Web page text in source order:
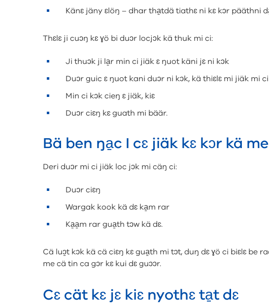
Känɛ jäny ɛlöŋ – dhar tha̱tdä tiathɛ ni kɛ kɔr pääthni
Thɛlɛ ji cuɔŋ kɛ ɣö bi duɔr locjɔk kä thuk mi ci:
Ji thuɔk ji la̱r min ci jiäk ɛ ŋuot käni jɛ ni kɔk
Duɔr guic ɛ ŋuot kani duɔr ni kɔk, kä thiɛlɛ mi jiäk mi
Min ci kɔk cieŋ ɛ jiäk, kiɛ
Duɔr ciɛŋ kɛ guath mi bäär.
Bä ben ŋa̱c I cɛ jiäk kɛ kɔr kä
Deri duɔr mi ci jiäk loc jɔk mi cäŋ ci:
Duɔr ciɛŋ
Wargak kook kä dɛ ka̱m rar
Ka̱a̱m rar gua̱th tɔw kä dɛ.
Cä luɔ̱t kɔk kä cä ciɛŋ kɛ gua̱th mi tɔt, duŋ dɛ ɣö ci biɛlɛ be
me cä tin ca gɔr kɛ kui dɛ guɔɔr.
Cɛ cät kɛ jɛ kiɛ nyothɛ ta̱t dɛ